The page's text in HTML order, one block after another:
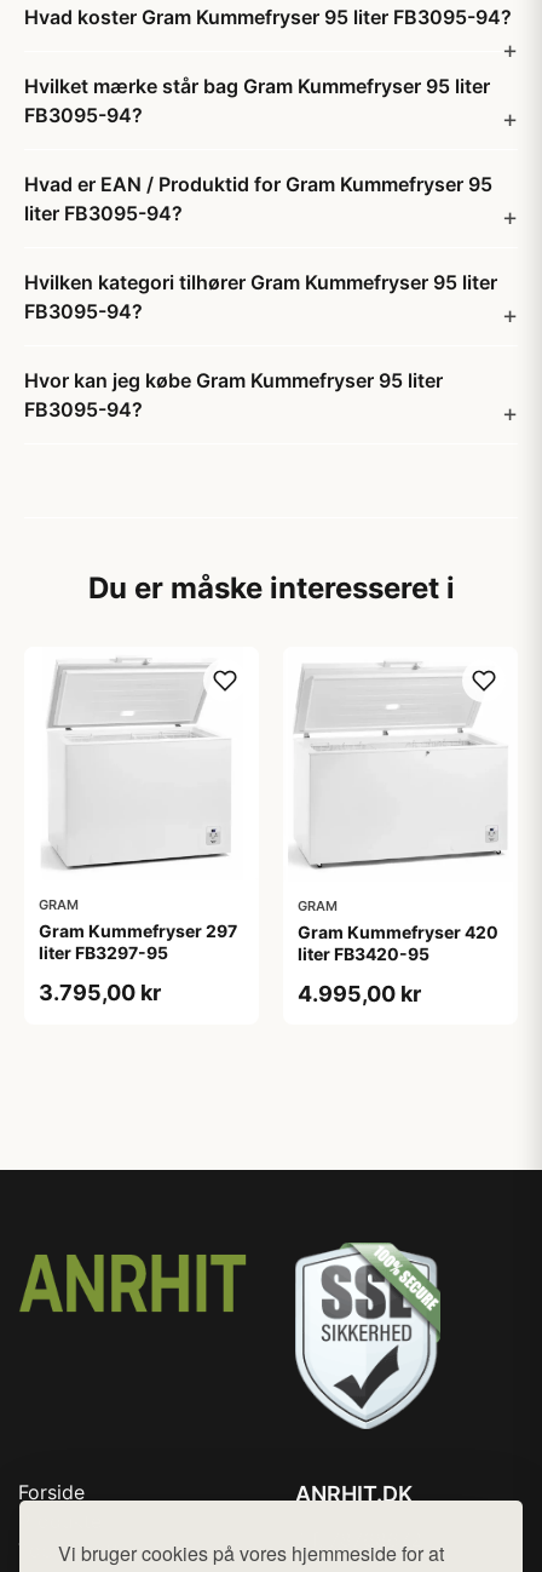
Vi bruger cookies på vores hjemmeside for at
Hvad koster Gram Kummefryser 95 liter FB3095-94?
Hvilket mærke står bag Gram Kummefryser 95 liter
FB3095-94?
Hvad er EAN / Produktid for Gram Kummefryser 95
liter FB3095-94?
Hvilken kategori tilhører Gram Kummefryser 95 liter
FB3095-94?
Hvor kan jeg købe Gram Kummefryser 95 liter
FB3095-94?
Du er måske interesseret i
GRAM
Gram Kummefryser 297
liter FB3297-95
3.795,00 kr
GRAM
Gram Kummefryser 420
liter FB3420-95
4.995,00 kr
Forside
Top Rabatter
ANRHIT.DK